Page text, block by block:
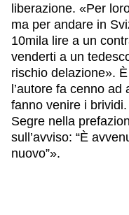
liberazione. «Per
ma per andare in
10mila lire a un
venderti a un
rischio delazione».
l’autore fa cenno
fanno venire i
Segre nella
sull’avviso: “È
nuovo”».